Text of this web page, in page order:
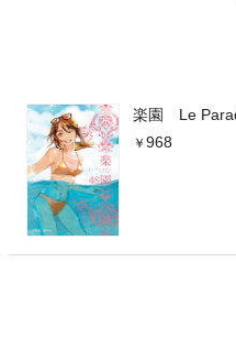
楽園 Le
968